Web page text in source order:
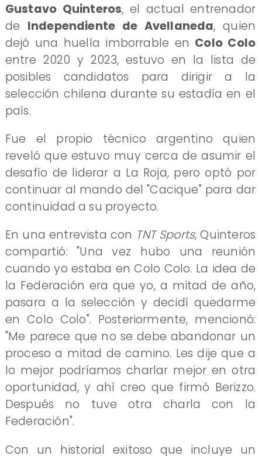
Gustavo Quinteros, el actual entrenador
de Independiente de Avellaneda, quien
dejó una huella imborrable en Colo Colo
entre 2020 y 2023, estuvo en la lista de
posibles candidatos para dirigir a la
selección chilena durante su estadía en el
país.
Fue el propio técnico argentino quien
reveló que estuvo muy cerca de asumir el
desafío de liderar a La Roja, pero optó por
continuar al mando del "Cacique" para dar
continuidad a su proyecto.
En una entrevista con TNT Sports, Quinteros
compartió: "Una vez hubo una reunión
cuando yo estaba en Colo Colo. La idea de
la Federación era que yo, a mitad de año,
pasara a la selección y decidí quedarme
en Colo Colo". Posteriormente, mencionó:
"Me parece que no se debe abandonar un
proceso a mitad de camino. Les dije que a
lo mejor podríamos charlar mejor en otra
oportunidad, y ahí creo que firmó Berizzo.
Después no tuve otra charla con la
Federación".
Con un historial exitoso que incluye un